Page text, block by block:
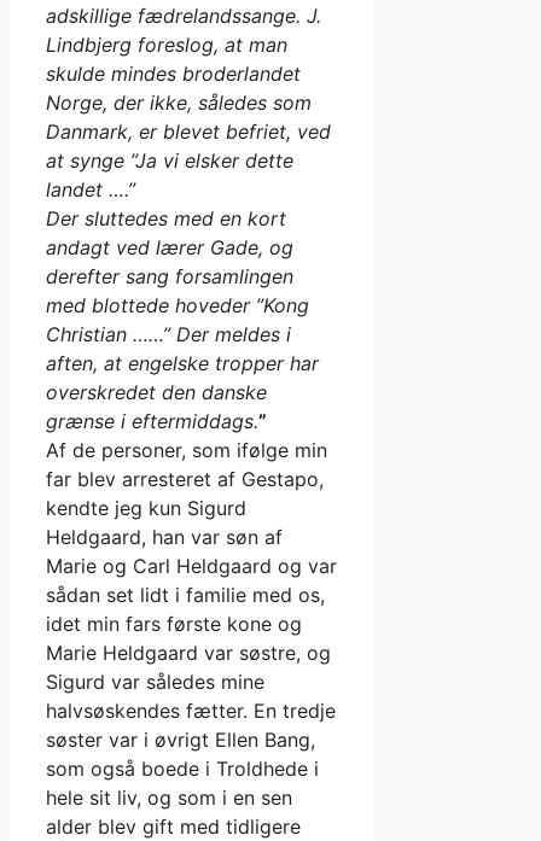
adskillige fædrelandssange. J.
Lindbjerg foreslog, at man
skulde mindes broderlandet
Norge, der ikke, således som
Danmark, er blevet befriet, ved
at synge ”Ja vi elsker dette
landet ….”
Der sluttedes med en kort
andagt ved lærer Gade, og
derefter sang forsamlingen
med blottede hoveder ”Kong
Christian ……” Der meldes i
aften, at engelske tropper har
overskredet den danske
grænse i eftermiddags.”
Af de personer, som ifølge min
far blev arresteret af Gestapo,
kendte jeg kun Sigurd
Heldgaard, han var søn af
Marie og Carl Heldgaard og var
sådan set lidt i familie med os,
idet min fars første kone og
Marie Heldgaard var søstre, og
Sigurd var således mine
halvsøskendes fætter. En tredje
søster var i øvrigt Ellen Bang,
som også boede i Troldhede i
hele sit liv, og som i en sen
alder blev gift med tidligere